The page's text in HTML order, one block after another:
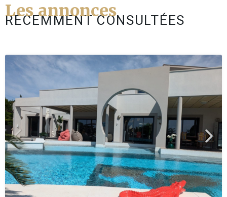
Les annonces
RÉCEMMENT CONSULTÉES